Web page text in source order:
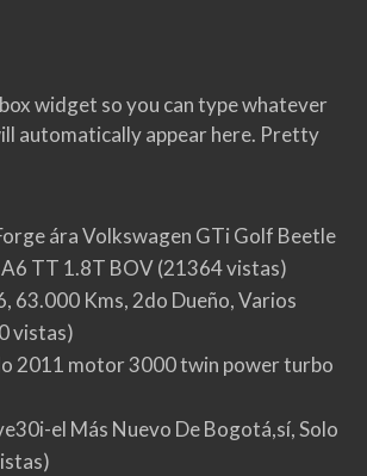
widget so you can type whatever
automatically appear here. Pretty
ára Volkswagen GTi Golf Beetle
TT 1.8T BOV(21364 vistas)
63.000 Kms, 2do Dueño, Varios
vistas)
2011 motor 3000 twin power turbo
el Más Nuevo De Bogotá,sí, Solo